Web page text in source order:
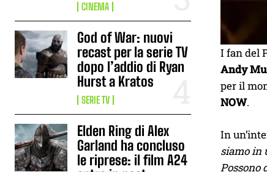
CINEMA
God of War: nuovi
recast per la serie TV
dopo l’addio di Ryan
Hurst a Kratos
SERIE TV
Elden Ring di Alex
Garland ha concluso
le riprese: il film A24
I fan del
Andy
per il
NOW.
In
siamo in
Possono